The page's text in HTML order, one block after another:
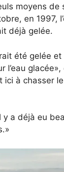
moyens de
en 1997,
déjà gelée.
été gelée
l’eau glacée ,
ici à chasser
y a déjà eu